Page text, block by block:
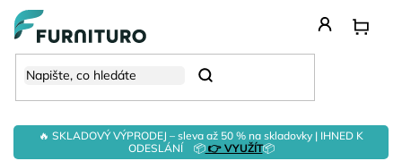
Přejít
obsah
🔥 SKLADOVÝ VÝPRODEJ – sleva až 50 % na skladovky | IHNED K
ODESLÁNÍ 📦👉 VYUŽÍT📦
Hledat